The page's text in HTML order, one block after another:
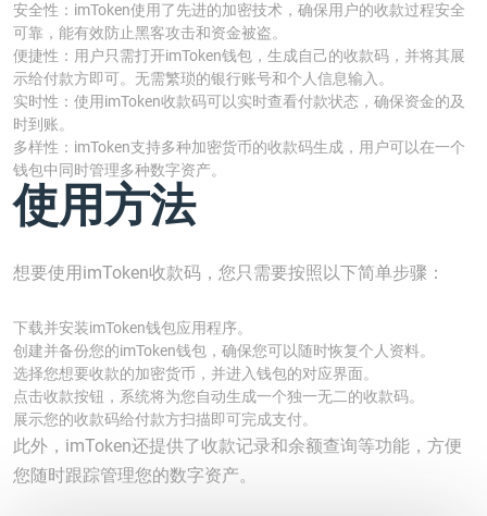
安全性：imToken使用了先进的加密技术，确保用户的收款过程安全
可靠，能有效防止黑客攻击和资金被盗。
便捷性：用户只需打开imToken钱包，生成自己的收款码，并将其展
示给付款方即可。无需繁琐的银行账号和个人信息输入。
实时性：使用imToken收款码可以实时查看付款状态，确保资金的及
时到账。
多样性：imToken支持多种加密货币的收款码生成，用户可以在一个
钱包中同时管理多种数字资产。
使用方法
想要使用imToken收款码，您只需要按照以下简单步骤：
下载并安装imToken钱包应用程序。
创建并备份您的imToken钱包，确保您可以随时恢复个人资料。
选择您想要收款的加密货币，并进入钱包的对应界面。
点击收款按钮，系统将为您自动生成一个独一无二的收款码。
展示您的收款码给付款方扫描即可完成支付。
此外，imToken还提供了收款记录和余额查询等功能，方便
您随时跟踪管理您的数字资产。